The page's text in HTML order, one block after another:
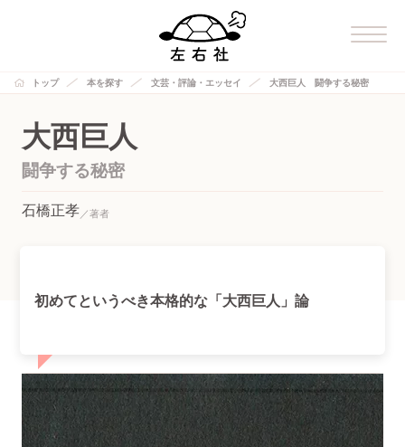
トップ 本を探す 文芸・評論・エッセイ 大西巨人 闘争する秘密
大西巨人
闘争する秘密
石橋正孝
初めてというべき本格的な「大西巨人」論